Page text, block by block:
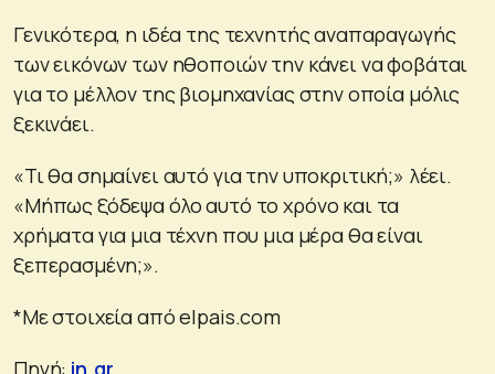
Γενικότερα, η ιδέα της τεχνητής αναπαραγωγής
των εικόνων των ηθοποιών την κάνει να φοβάται
για το μέλλον της βιομηχανίας στην οποία μόλις
ξεκινάει.
«Τι θα σημαίνει αυτό για την υποκριτική;» λέει.
«Μήπως ξόδεψα όλο αυτό το χρόνο και τα
χρήματα για μια τέχνη που μια μέρα θα είναι
ξεπερασμένη;».
*Με στοιχεία από elpais.com